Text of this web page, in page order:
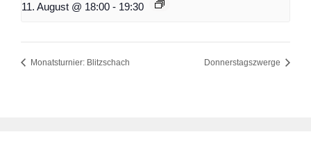
11. August @ 18:00 - 19:30
Monatsturnier: Blitzschach Donnerstagszwerge